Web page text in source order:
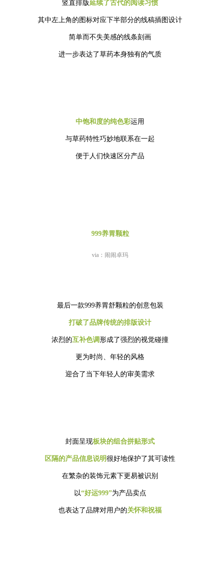
竖直排版延续了古代的阅读习惯
其中左上角的图标对应下半部分的线稿插图设计
简单而不失美感的线条刻画
进一步表达了草药本身独有的气质
中饱和度的纯色彩运用
与草药特性巧妙地联系在一起
便于人们快速区分产品
999养胃颗粒
via：闹闹卓玛
最后一款999养胃舒颗粒的创意包装
打破了品牌传统的排版设计
浓烈的互补色调形成了强烈的视觉碰撞
更为时尚、年轻的风格
迎合了当下年轻人的审美需求
封面呈现板块的组合拼贴形式
区隔的产品信息说明很好地保护了其可读性
在繁杂的装饰元素下更易被识别
以“好运999”为产品卖点
也表达了品牌对用户的关怀和祝福